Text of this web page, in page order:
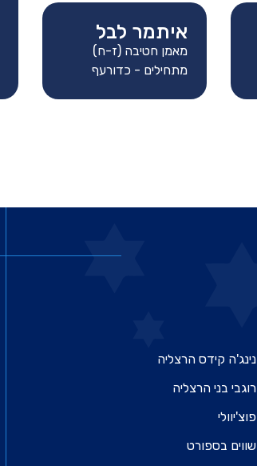
איתמר לבל
מאמן חטיבה (ז-ח)
מתחילים - כדורעף
נינג'ה קידס הרצליה
רוגבי בני הרצליה
פוצ'יוולי
שווים בספורט